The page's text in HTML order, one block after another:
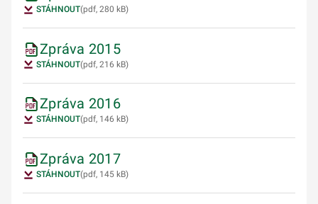
STÁHNOUT(pdf, 280 kB)
Zpráva 2015
STÁHNOUT(pdf, 216 kB)
Zpráva 2016
STÁHNOUT(pdf, 146 kB)
Zpráva 2017
STÁHNOUT(pdf, 145 kB)